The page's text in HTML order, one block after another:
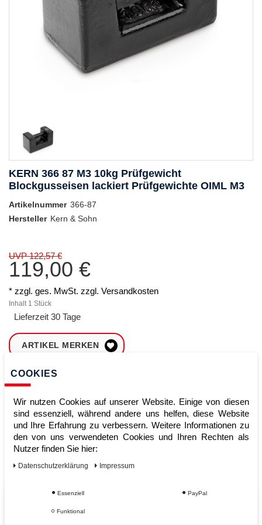
KERN 366 87 M3 10kg Prüfgewicht
Blockgusseisen lackiert Prüfgewichte OIML M3
Artikelnummer 366-87
Hersteller Kern & Sohn
UVP 122,57 €
119,00 €
* zzgl. ges. MwSt. zzgl. Versandkosten
Inhalt 1 Stück
Lieferzeit 30 Tage
ARTIKEL MERKEN
ZUM WARENKORB
Sofort lieferbar
Kauf auf Rechnung
COOKIES
Wir nutzen Cookies auf unserer Website. Einige von diesen
sind essenziell, während andere uns helfen, diese Website
und Ihre Erfahrung zu verbessern. Weitere Informationen zu
den von uns verwendeten Cookies und Ihren Rechten als
Nutzer finden Sie hier:
Daten­schutz­erklärung Impressum
Essenziell PayPal
Funktional